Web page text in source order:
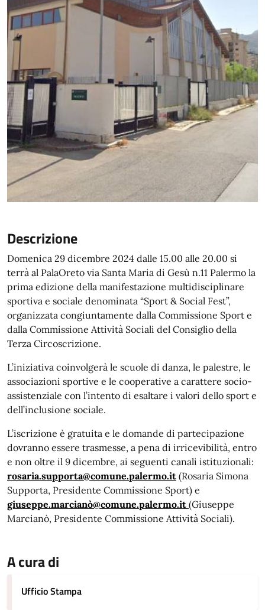
Descrizione
Domenica 29 dicembre 2024 dalle 15.00 alle 20.00 si
terrà al PalaOreto via Santa Maria di Gesù n.11 Palermo la
prima edizione della manifestazione multidisciplinare
sportiva e sociale denominata “Sport & Social Fest”,
organizzata congiuntamente dalla Commissione Sport e
dalla Commissione Attività Sociali del Consiglio della
Terza Circoscrizione.
L’iniziativa coinvolgerà le scuole di danza, le palestre, le
associazioni sportive e le cooperative a carattere socio-
assistenziale con l’intento di esaltare i valori dello sport e
dell’inclusione sociale.
L’iscrizione è gratuita e le domande di partecipazione
dovranno essere trasmesse, a pena di irricevibilità, entro
e non oltre il 9 dicembre, ai seguenti canali istituzionali:
rosaria.supporta@comune.palermo.it (Rosaria Simona
Supporta, Presidente Commissione Sport) e
giuseppe.marcianò@comune.palermo.it (Giuseppe
Marcianò, Presidente Commissione Attività Sociali).
A cura di
Ufficio Stampa